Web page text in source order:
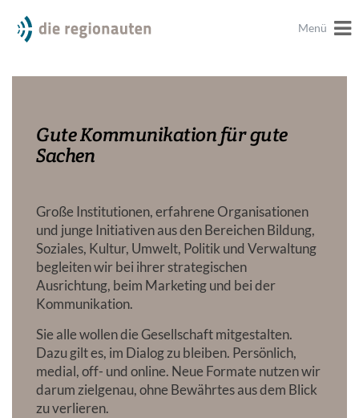
Menü
Gute Kommunikation für gute
Sachen
Große Institutionen, erfahrene Organisationen
und junge Initiativen aus den Bereichen Bildung,
Soziales, Kultur, Umwelt, Politik und Verwaltung
begleiten wir bei ihrer strategischen
Ausrichtung, beim Marketing und bei der
Kommunikation.
Sie alle wollen die Gesellschaft mitgestalten.
Dazu gilt es, im Dialog zu bleiben. Persönlich,
medial, off- und online. Neue Formate nutzen wir
darum zielgenau, ohne Bewährtes aus dem Blick
zu verlieren.